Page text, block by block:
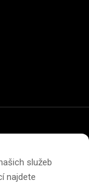
služeb
najdete
soukromí